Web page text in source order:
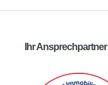
Ihr Ansprechpartner